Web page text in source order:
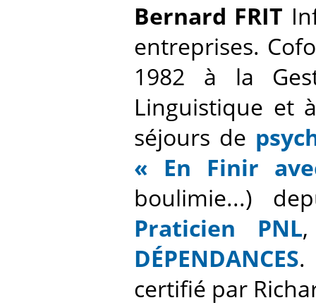
Bernard FRIT
entreprises.
1982 à la
Linguistique et
séjours de
« En Finir
boulimie...)
Praticien PNL
DÉPENDANCES.
certifié par